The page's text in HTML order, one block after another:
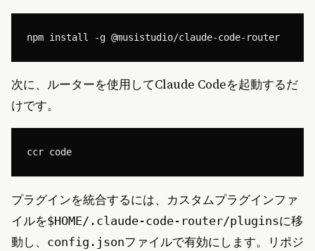
次に、ルーターを使用してClaude Codeを起動するだ
けです。
プラグインを統合するには、カスタムプラグインファ
イルを$HOME/.claude-code-router/pluginsに移
動し、
config.jsonファイルで有効にします。リポジ